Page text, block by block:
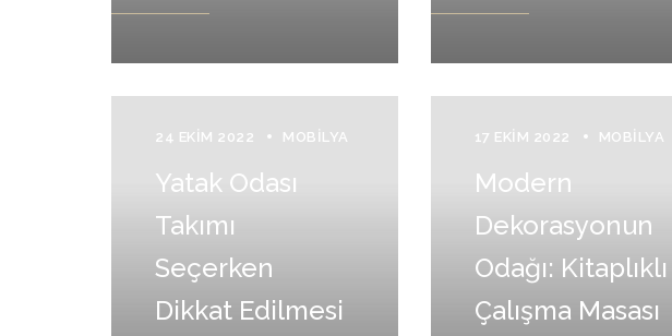
24 EKIM 2022 MOBILYA
Yatak Odası
Takımı
Seçerken
Dikkat Edilmesi
17 EKIM 2022 MOBILYA
Modern
Dekorasyonun
Odağı: Kitaplıklı
Çalışma Masası